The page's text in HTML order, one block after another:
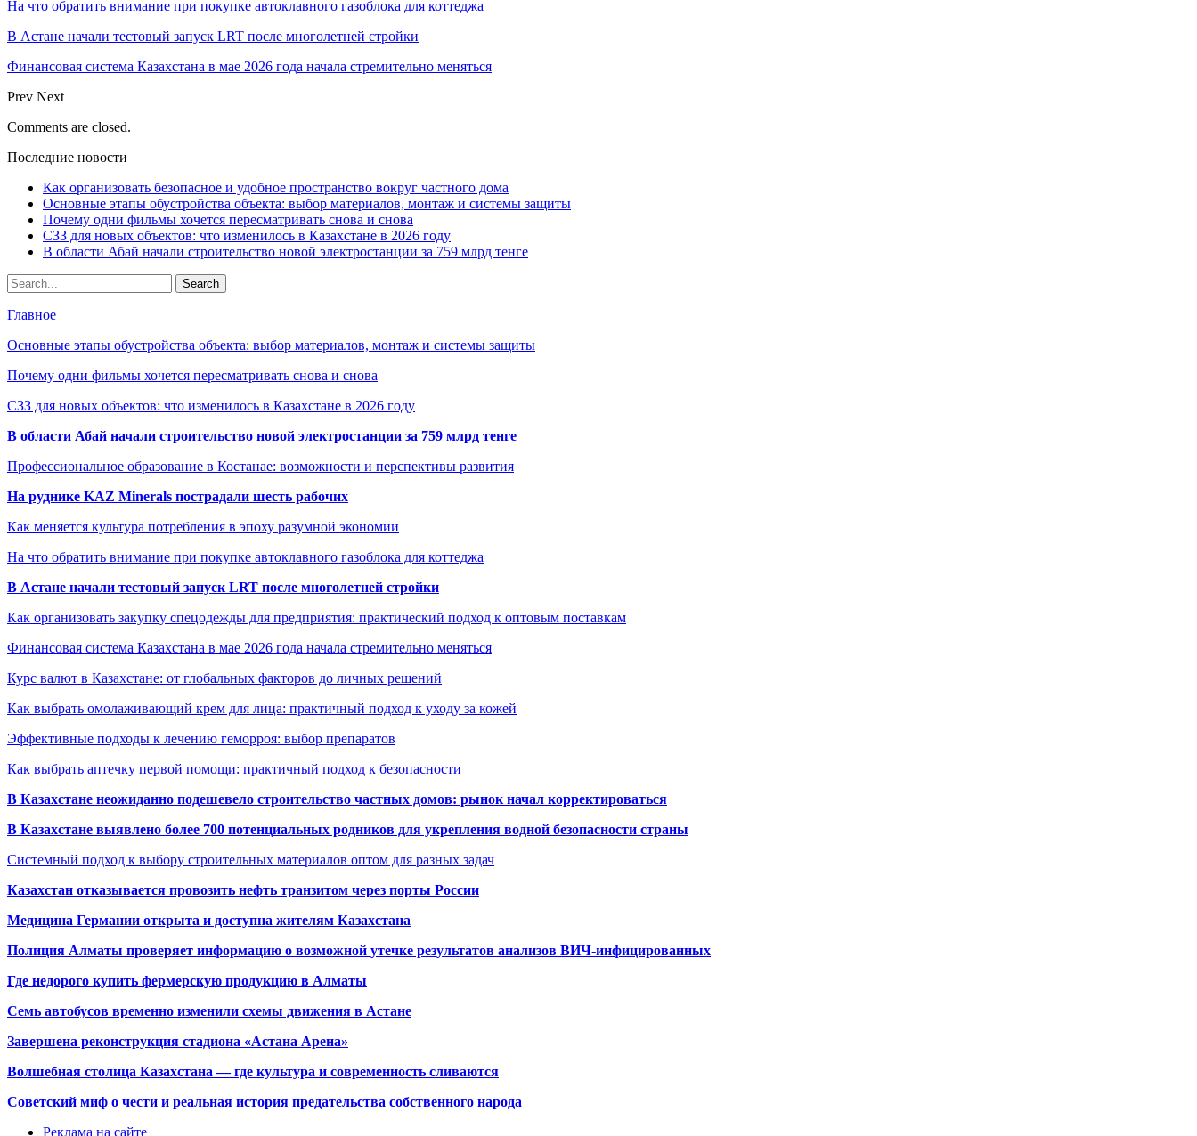
На что обратить внимание при покупке автоклавного газоблока для коттеджа
В Астане начали тестовый запуск LRT после многолетней стройки
Финансовая система Казахстана в мае 2026 года начала стремительно меняться
Prev Next
Comments are closed.
Последние новости
Как организовать безопасное и удобное пространство вокруг частного дома
Основные этапы обустройства объекта: выбор материалов, монтаж и системы защиты
Почему одни фильмы хочется пересматривать снова и снова
СЗЗ для новых объектов: что изменилось в Казахстане в 2026 году
В области Абай начали строительство новой электростанции за 759 млрд тенге
Главное
Основные этапы обустройства объекта: выбор материалов, монтаж и системы защиты
Почему одни фильмы хочется пересматривать снова и снова
СЗЗ для новых объектов: что изменилось в Казахстане в 2026 году
В области Абай начали строительство новой электростанции за 759 млрд тенге
Профессиональное образование в Костанае: возможности и перспективы развития
На руднике KAZ Minerals пострадали шесть рабочих
Как меняется культура потребления в эпоху разумной экономии
На что обратить внимание при покупке автоклавного газоблока для коттеджа
В Астане начали тестовый запуск LRT после многолетней стройки
Как организовать закупку спецодежды для предприятия: практический подход к оптовым поставкам
Финансовая система Казахстана в мае 2026 года начала стремительно меняться
Курс валют в Казахстане: от глобальных факторов до личных решений
Как выбрать омолаживающий крем для лица: практичный подход к уходу за кожей
Эффективные подходы к лечению геморроя: выбор препаратов
Как выбрать аптечку первой помощи: практичный подход к безопасности
В Казахстане неожиданно подешевело строительство частных домов: рынок начал корректироваться
В Казахстане выявлено более 700 потенциальных родников для укрепления водной безопасности страны
Системный подход к выбору строительных материалов оптом для разных задач
Казахстан отказывается провозить нефть транзитом через порты России
Медицина Германии открыта и доступна жителям Казахстана
Полиция Алматы проверяет информацию о возможной утечке результатов анализов ВИЧ-инфицированных
Где недорого купить фермерскую продукцию в Алматы
Семь автобусов временно изменили схемы движения в Астане
Завершена реконструкция стадиона «Астана Арена»
Волшебная столица Казахстана — где культура и современность сливаются
Советский миф о чести и реальная история предательства собственного народа
Реклама на сайте